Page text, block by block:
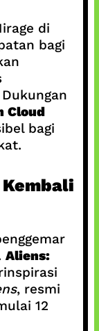
di
bagi
Cloud
bagi
Aliens:
, resmi
12